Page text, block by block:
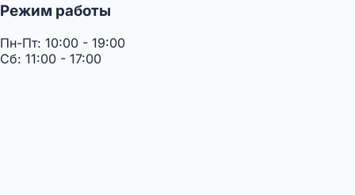
Режим работы
Пн-Пт: 10:00 - 19:00
Сб: 11:00 - 17:00